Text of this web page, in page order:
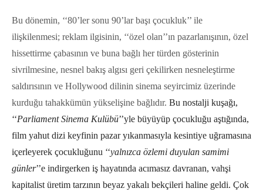
Bu dönemin, ‘‘80’ler sonu 90’lar başı çocukluk’’ ile
ilişkilenmesi; reklam ilgisinin, ‘‘özel olan’’ın pazarlanışının, özel
hissettirme çabasının ve buna bağlı her türden gösterinin
sivrilmesine, nesnel bakış algısı geri çekilirken nesneleştirme
saldırısının ve Hollywood dilinin sinema seyircimiz üzerinde
kurduğu tahakkümün yükselişine bağlıdır. Bu nostalji kuşağı,
‘‘Parliament Sinema Kulübü’’yle büyüyüp çocukluğu aştığında,
film yahut dizi keyfinin pazar yıkanmasıyla kesintiye uğramasına
içerleyerek çocukluğunu ‘‘yalnızca özlemi duyulan samimi
günler’’e indirgerken iş hayatında acımasız davranan, vahşi
kapitalist üretim tarzının beyaz yakalı bekçileri haline geldi. Çok